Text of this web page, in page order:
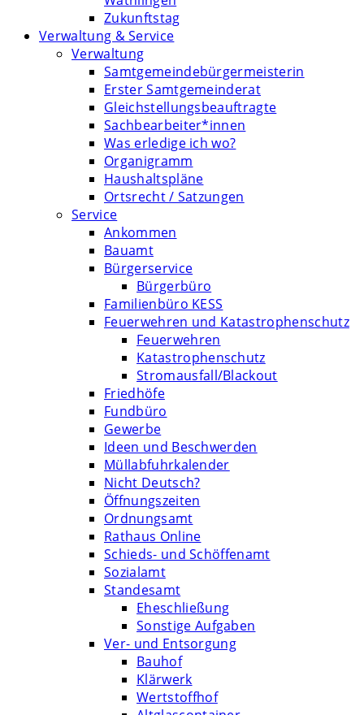
Zukunftstag
Verwaltung & Service
Verwaltung
Samtgemeindebürgermeisterin
Erster Samtgemeinderat
Gleichstellungsbeauftragte
Sachbearbeiter*innen
Was erledige ich wo?
Organigramm
Haushaltspläne
Ortsrecht / Satzungen
Service
Ankommen
Bauamt
Bürgerservice
Bürgerbüro
Familienbüro KESS
Feuerwehren und Katastrophenschutz
Feuerwehren
Katastrophenschutz
Stromausfall/Blackout
Friedhöfe
Fundbüro
Gewerbe
Ideen und Beschwerden
Müllabfuhrkalender
Nicht Deutsch?
Öffnungszeiten
Ordnungsamt
Rathaus Online
Schieds- und Schöffenamt
Sozialamt
Standesamt
Eheschließung
Sonstige Aufgaben
Ver- und Entsorgung
Bauhof
Klärwerk
Wertstoffhof